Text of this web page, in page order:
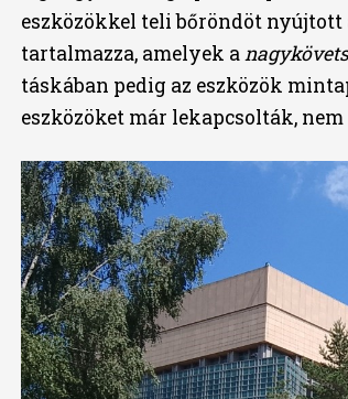
eszközökkel teli bőröndöt
tartalmazza, amelyek a
táskában pedig az eszközök
eszközöket már lekapcsolták,